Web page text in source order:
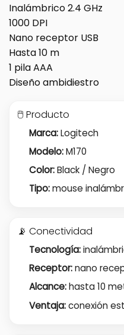
Inalámbrico 2.4 GHz
1000 DPI
Nano receptor USB
Hasta 10 m
1 pila AAA
Diseño ambidiestro
🖱️ Producto
Marca:Logitech
Modelo:M170
Color:Black / Negro
Tipo:mouse
📡 Conectividad
Tecnología:
Receptor:nano
Alcance:hasta 10
Ventaja:conexión